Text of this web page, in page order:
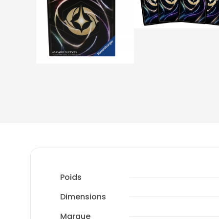
Poids
Dimensions
Marque